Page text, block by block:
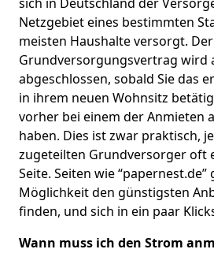
Netzgebiet eines bestimmten
meisten Haushalte versorgt. Der
Grundversorgungsvertrag wird
abgeschlossen, sobald Sie das
in ihrem neuen Wohnsitz
vorher bei einem der Anmieten
haben. Dies ist zwar praktisch,
zugeteilten Grundversorger oft
Seite. Seiten wie
Möglichkeit den günstigsten
finden, und sich in ein paar
Wann muss ich den Strom